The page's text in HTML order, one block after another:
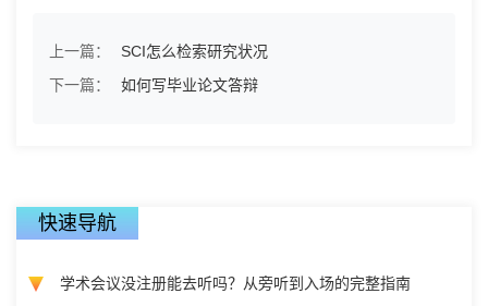
上一篇：
SCI怎么检索研究状况
下一篇：
如何写毕业论文答辩
快速导航
学术会议没注册能去听吗？从旁听到入场的完整指南